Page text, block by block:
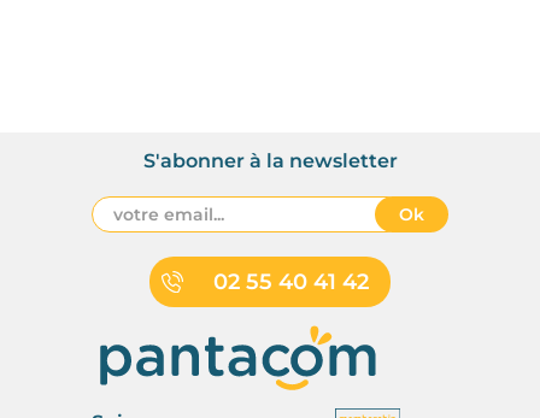
02 55 40 41 42
S'abonner à la newsletter
Ok